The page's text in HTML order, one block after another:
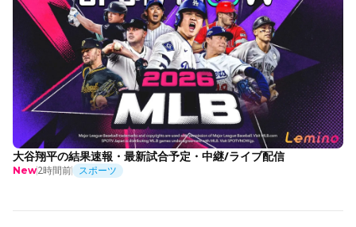
大谷翔平の結果速報・最新試合予定・中継/ライブ配信
New2時間前 スポーツ